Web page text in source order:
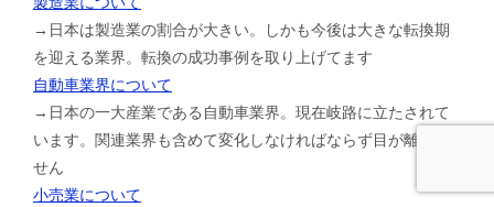
→日本は製造業の割合が大きい。しかも今後は大きな転換期
を迎える業界。転換の成功事例を取り上げてます
自動車業界について
→日本の一大産業である自動車業界。現在岐路に立たされて
います。関連業界も含めて変化しなければならず目が離せま
せん
小売業について